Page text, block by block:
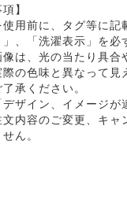
】
用前に、タグ等に記
、「洗濯表示」を必
は、光の当たり具合
の色味と異なって
承ください。
ザイン、イメージ
内容のご変更、キ
ん。